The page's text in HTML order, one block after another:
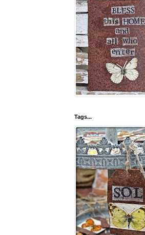
Tags...